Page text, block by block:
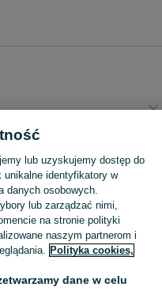
Skorzystaj z największego serwisu ogłoszeniowego - Sadurki i okolice! Kupuj to, czego pragniesz i sprzedawaj to, czego już nie potrzebujesz! Zobacz
lub uzyskujemy dostęp do
identyfikatory w
danych osobowych.
lub zarządzać nimi,
na stronie polityki
naszym partnerom i
Polityka cookies,
dane w celu